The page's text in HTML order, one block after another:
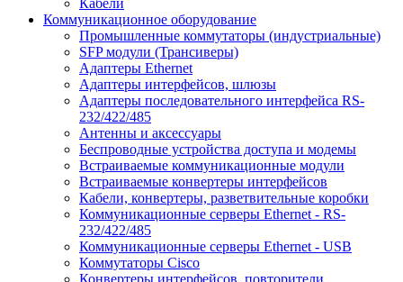
Кабели
Коммуникационное оборудование
Промышленные коммутаторы (индустриальные)
SFP модули (Трансиверы)
Адаптеры Ethernet
Адаптеры интерфейсов, шлюзы
Адаптеры последовательного интерфейса RS-
232/422/485
Антенны и аксессуары
Беспроводные устройства доступа и модемы
Встраиваемые коммуникационные модули
Встраиваемые конвертеры интерфейсов
Кабели, конвертеры, разветвительные коробки
Коммуникационные серверы Ethernet - RS-
232/422/485
Коммуникационные серверы Ethernet - USB
Коммутаторы Cisco
Конвертеры интерфейсов, повторители